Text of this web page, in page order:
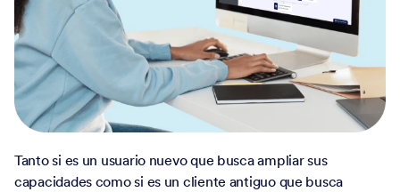
Tanto si es un usuario nuevo que busca ampliar sus
capacidades como si es un cliente antiguo que busca